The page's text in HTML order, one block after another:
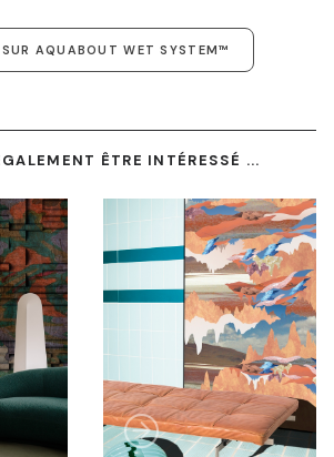
AQUABOUT WET SYSTEM™
ÊTRE INTÉRESSÉ ...